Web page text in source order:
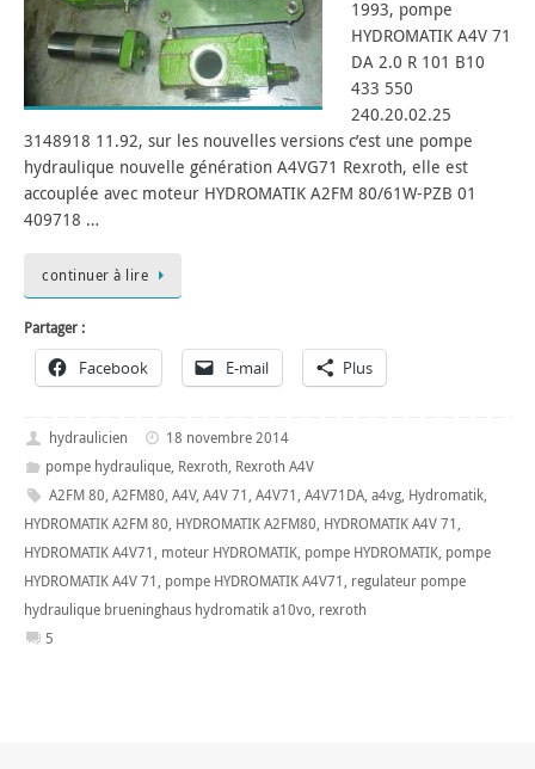
1993, pompe
HYDROMATIK A4V 71
DA 2.0 R 101 B10
433 550
240.20.02.25
3148918 11.92, sur les nouvelles versions c’est une pompe
hydraulique nouvelle génération A4VG71 Rexroth, elle est
accouplée avec moteur HYDROMATIK A2FM 80/61W-PZB 01
409718 …
continuer à lire
Partager :
Facebook E-mail Plus
hydraulicien
18 novembre 2014
pompe hydraulique, Rexroth, Rexroth A4V
A2FM 80, A2FM80, A4V, A4V 71, A4V71, A4V71DA, a4vg, Hydromatik,
HYDROMATIK A2FM 80, HYDROMATIK A2FM80, HYDROMATIK A4V 71,
HYDROMATIK A4V71, moteur HYDROMATIK, pompe HYDROMATIK, pompe
HYDROMATIK A4V 71, pompe HYDROMATIK A4V71, regulateur pompe
hydraulique brueninghaus hydromatik a10vo, rexroth
5